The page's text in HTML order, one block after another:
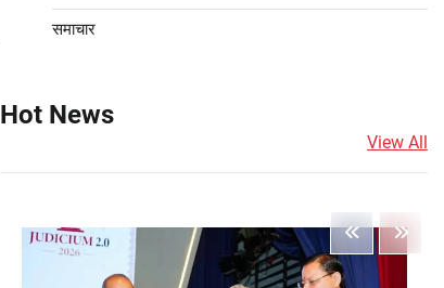
समाचार
Hot News
View All